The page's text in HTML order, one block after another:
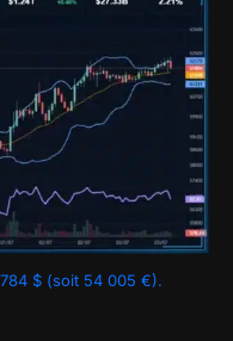
$ (soit 54 005 €).